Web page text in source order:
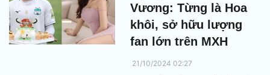
Vương: Từng là Hoa
khôi, sở hữu lượng
fan lớn trên MXH
21/10/2024 02:27